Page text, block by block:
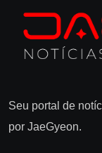
Seu portal de
por JaeGyeon.